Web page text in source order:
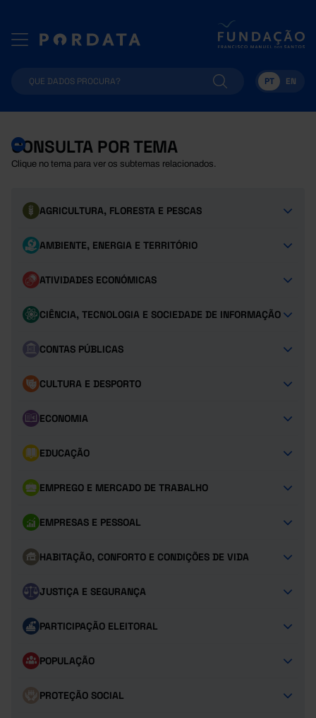
PT EN
CONSULTA POR TEMA
Clique no tema para ver os subtemas relacionados.
AGRICULTURA, FLORESTA E PESCAS
AMBIENTE, ENERGIA E TERRITÓRIO
ATIVIDADES ECONÓMICAS
CIÊNCIA, TECNOLOGIA E SOCIEDADE DE INFORMAÇÃO
CONTAS PÚBLICAS
CULTURA E DESPORTO
ECONOMIA
EDUCAÇÃO
EMPREGO E MERCADO DE TRABALHO
EMPRESAS E PESSOAL
HABITAÇÃO, CONFORTO E CONDIÇÕES DE VIDA
JUSTIÇA E SEGURANÇA
PARTICIPAÇÃO ELEITORAL
POPULAÇÃO
PROTEÇÃO SOCIAL